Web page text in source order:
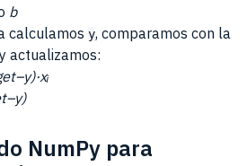
b
calculamos y, comparamos con la
y actualizamos:
NumPy para